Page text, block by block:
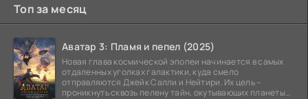
Топ за месяц
Аватар 3: Пламя и пепел (2025)
Новая глава космической эпопеи начинается в самых
отдаленных уголках галактики, куда смело
отправляются Джейк Салли и Нейтири. Их цель –
проникнуть сквозь пелену тайн, окутывающих планеты